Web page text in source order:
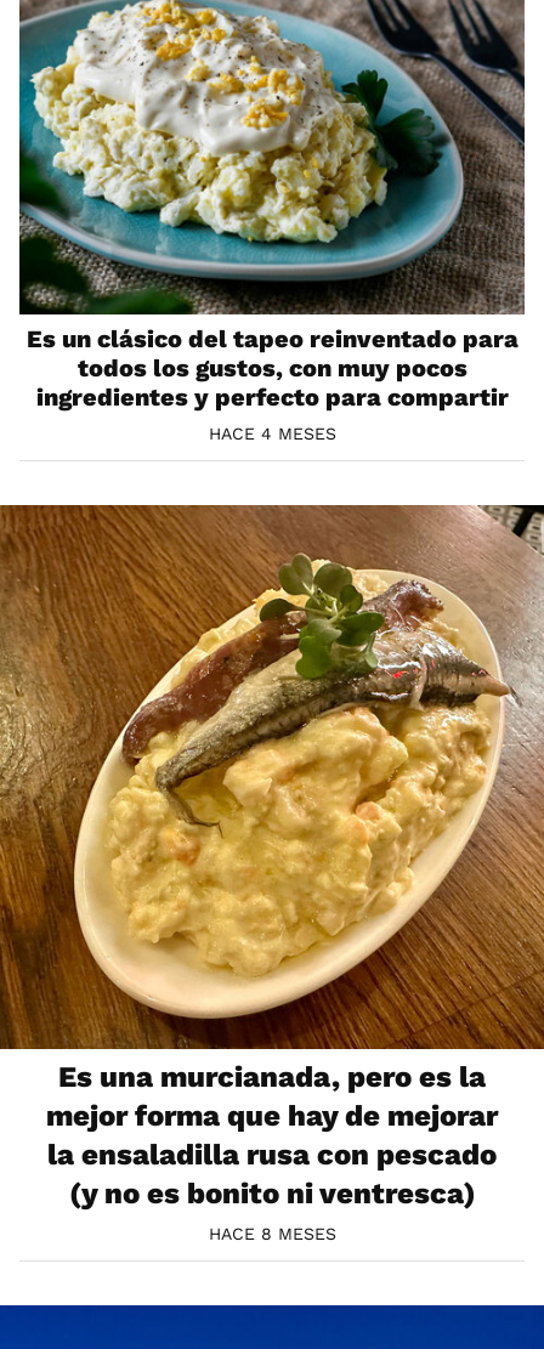
Es un clásico del tapeo reinventado para
todos los gustos, con muy pocos
ingredientes y perfecto para compartir
HACE 4 MESES
Es una murcianada, pero es la
mejor forma que hay de mejorar
la ensaladilla rusa con pescado
(y no es bonito ni ventresca)
HACE 8 MESES